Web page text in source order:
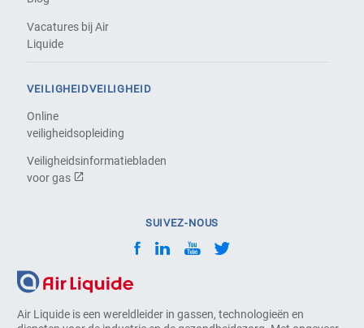
Air Liquide is een wereldleider in gassen, technologieën en
Vacatures bij Air
Liquide
VEILIGHEIDVEILIGHEID
Online
veiligheidsopleiding
Veiligheidsinformatiebladen
voor gas
SUIVEZ-NOUS